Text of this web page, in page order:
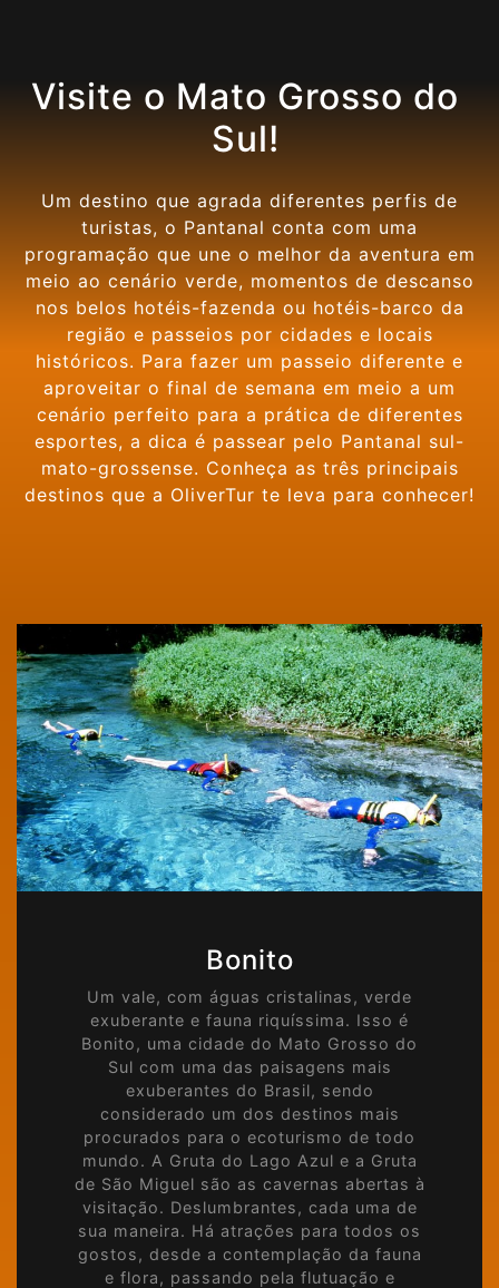
Visite o Mato Grosso do
Sul!
Um destino que agrada diferentes perfis de
turistas, o Pantanal conta com uma
programação que une o melhor da aventura em
meio ao cenário verde, momentos de descanso
nos belos hotéis-fazenda ou hotéis-barco da
região e passeios por cidades e locais
históricos. Para fazer um passeio diferente e
aproveitar o final de semana em meio a um
cenário perfeito para a prática de diferentes
esportes, a dica é passear pelo Pantanal sul-
mato-grossense. Conheça as três principais
destinos que a OliverTur te leva para conhecer!
Bonito
Um vale, com águas cristalinas, verde
exuberante e fauna riquíssima. Isso é
Bonito, uma cidade do Mato Grosso do
Sul com uma das paisagens mais
exuberantes do Brasil, sendo
considerado um dos destinos mais
procurados para o ecoturismo de todo
mundo. A Gruta do Lago Azul e a Gruta
de São Miguel são as cavernas abertas à
visitação. Deslumbrantes, cada uma de
sua maneira. Há atrações para todos os
gostos, desde a contemplação da fauna
e flora, passando pela flutuação e